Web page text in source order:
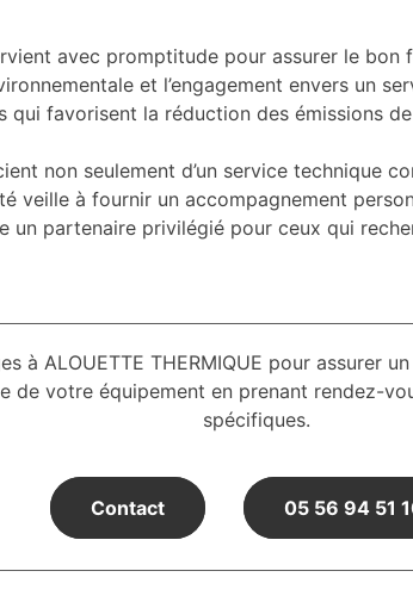
avec promptitude pour assurer le bon
et l’engagement envers un
favorisent la réduction des émissions de
non seulement d’un service technique
veille à fournir un accompagnement
un partenaire privilégié pour ceux qui
à ALOUETTE THERMIQUE pour assurer
votre équipement en prenant rendez-
spécifiques.
Contact 05 56 94 51